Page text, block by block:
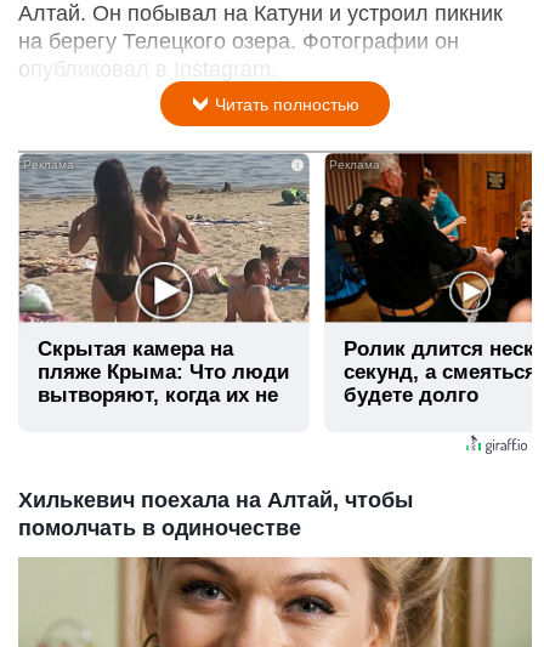
Алтай. Он побывал на Катуни и устроил пикник
на берегу Телецкого озера. Фотографии он
опубликовал в Instagram.
Читать полностью
i
Скрытая камера на
пляже Крыма: Что люди
вытворяют, когда их не
Ролик длится
секунд, а
будете долго
Хилькевич поехала на Алтай, чтобы
помолчать в одиночестве